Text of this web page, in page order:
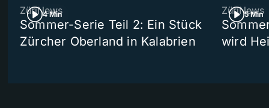
4 Min
ZüriNews
Sommer-Serie Teil 2: Ein Stück
Zürcher Oberland in Kalabrien
5 Min
ZüriNews
wird